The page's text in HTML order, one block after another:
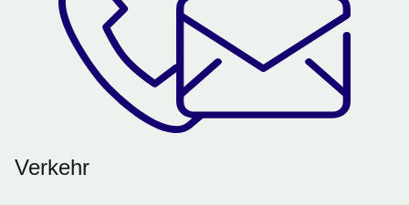
Verkehr